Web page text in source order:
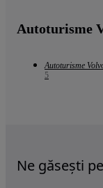
Autoturisme
Autoturisme
5
Ne găsești pe